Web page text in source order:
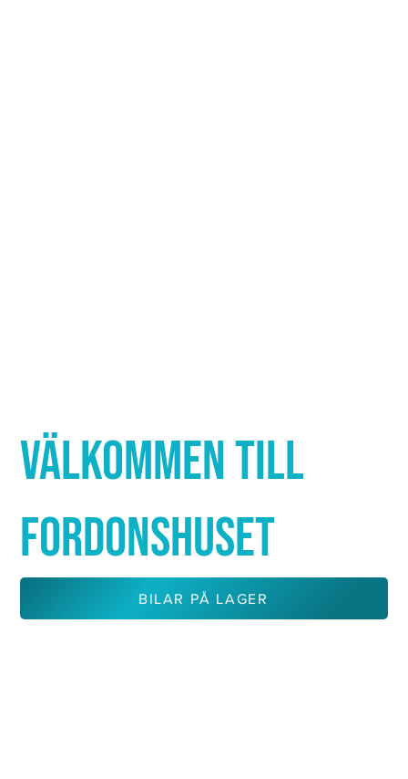
VÄLKOMMEN TILL
FORDONSHUSET
BILAR PÅ LAGER